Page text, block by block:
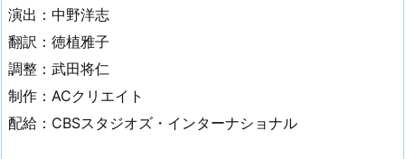
演出：中野洋志
翻訳：徳植雅子
調整：武田将仁
制作：ACクリエイト
配給：CBSスタジオズ・インターナショナル